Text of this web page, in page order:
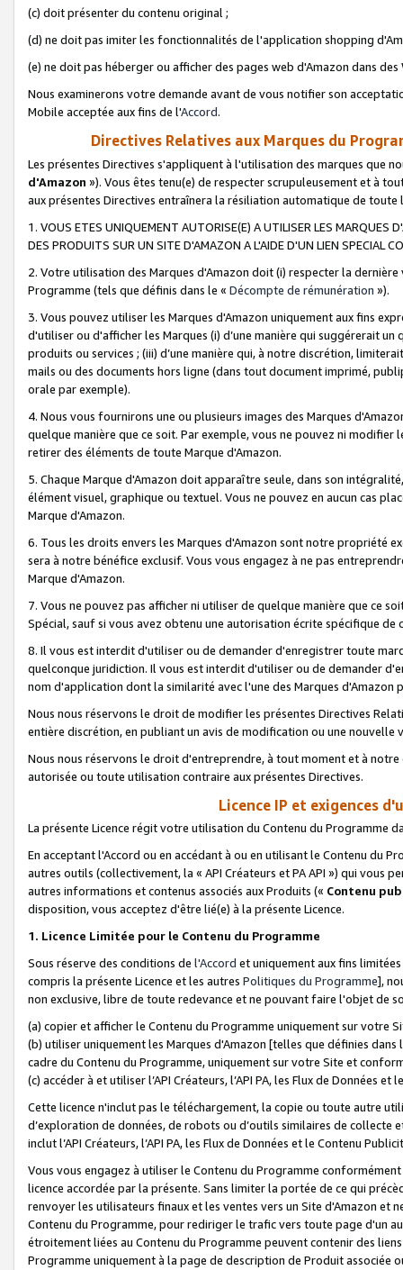
(c) doit présenter du contenu original ;
(d) ne doit pas imiter les fonctionnalités de l'application shopping
(e) ne doit pas héberger ou afficher des pages web d'Amazon dans
Nous examinerons votre demande avant de vous notifier son
Mobile acceptée aux fins de l'Accord.
Directives Relatives aux Marques du
Les présentes Directives s'appliquent à l'utilisation des marques que
d'Amazon »). Vous êtes tenu(e) de respecter scrupuleusement et à
aux présentes Directives entraînera la résiliation automatique de
1. VOUS ETES UNIQUEMENT AUTORISE(E) A UTILISER LES MARQUES
DES PRODUITS SUR UN SITE D'AMAZON A L'AIDE D'UN LIEN SPECIAL
2. Votre utilisation des Marques d'Amazon doit (i) respecter la
Programme (tels que définis dans le « Décompte de rémunération »).
3. Vous pouvez utiliser les Marques d'Amazon uniquement aux fins
d'utiliser ou d'afficher les Marques (i) d’une manière qui suggérerait
produits ou services ; (iii) d’une manière qui, à notre discrétion,
mails ou des documents hors ligne (dans tout document imprimé,
orale par exemple).
4. Nous vous fournirons une ou plusieurs images des Marques
quelque manière que ce soit. Par exemple, vous ne pouvez ni
retirer des éléments de toute Marque d'Amazon.
5. Chaque Marque d'Amazon doit apparaître seule, dans son
élément visuel, graphique ou textuel. Vous ne pouvez en aucun cas
Marque d'Amazon.
6. Tous les droits envers les Marques d'Amazon sont notre propriété
sera à notre bénéfice exclusif. Vous vous engagez à ne pas
Marque d'Amazon.
7. Vous ne pouvez pas afficher ni utiliser de quelque manière que ce
Spécial, sauf si vous avez obtenu une autorisation écrite spécifique de
8. Il vous est interdit d'utiliser ou de demander d'enregistrer toute
quelconque juridiction. Il vous est interdit d'utiliser ou de demander
nom d'application dont la similarité avec l'une des Marques
Nous nous réservons le droit de modifier les présentes Directives
entière discrétion, en publiant un avis de modification ou une nouvelle
Nous nous réservons le droit d'entreprendre, à tout moment et à
autorisée ou toute utilisation contraire aux présentes Directives.
Licence IP et exigences
La présente Licence régit votre utilisation du Contenu du Programme
En acceptant l'Accord ou en accédant à ou en utilisant le Contenu du
autres outils (collectivement, la « API Créateurs et PA API ») qui vous
autres informations et contenus associés aux Produits (« Contenu
disposition, vous acceptez d'être lié(e) à la présente Licence.
1. Licence Limitée pour le Contenu du Programme
Sous réserve des conditions de l'Accord et uniquement aux fins
compris la présente Licence et les autres Politiques du Programme],
non exclusive, libre de toute redevance et ne pouvant faire l'objet de
(a) copier et afficher le Contenu du Programme uniquement sur votre
(b) utiliser uniquement les Marques d'Amazon [telles que définies dans
cadre du Contenu du Programme, uniquement sur votre Site et
(c) accéder à et utiliser l’API Créateurs, l’API PA, les Flux de Données
Cette licence n'inclut pas le téléchargement, la copie ou toute autre
d’exploration de données, de robots ou d’outils similaires de
inclut l’API Créateurs, l’API PA, les Flux de Données et le Contenu
Vous vous engagez à utiliser le Contenu du Programme
licence accordée par la présente. Sans limiter la portée de ce qui
renvoyer les utilisateurs finaux et les ventes vers un Site d'Amazon et
Contenu du Programme, pour rediriger le trafic vers toute page d'un
étroitement liées au Contenu du Programme peuvent contenir des
Programme uniquement à la page de description de Produit associée